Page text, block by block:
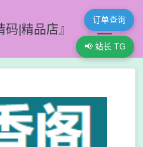
码|精品店』
订单查询
📢 站长 TG